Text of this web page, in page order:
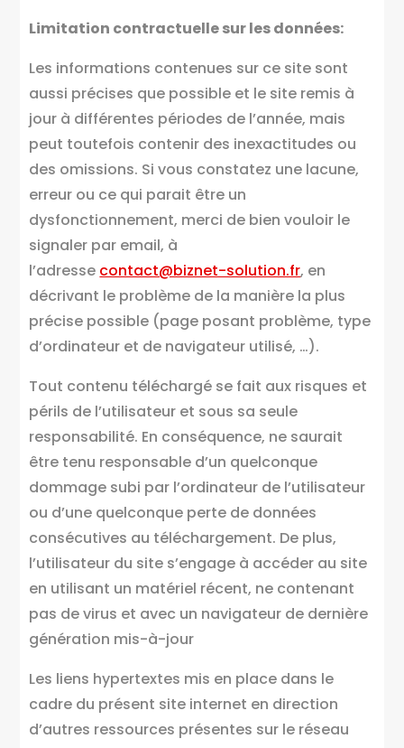
Limitation contractuelle sur les données:
Les informations contenues sur ce site sont
aussi précises que possible et le site remis à
jour à différentes périodes de l’année, mais
peut toutefois contenir des inexactitudes ou
des omissions. Si vous constatez une lacune,
erreur ou ce qui parait être un
dysfonctionnement, merci de bien vouloir le
signaler par email, à
l’adresse contact@biznet-solution.fr, en
décrivant le problème de la manière la plus
précise possible (page posant problème, type
d’ordinateur et de navigateur utilisé, …).
Tout contenu téléchargé se fait aux risques et
périls de l’utilisateur et sous sa seule
responsabilité. En conséquence, ne saurait
être tenu responsable d’un quelconque
dommage subi par l’ordinateur de l’utilisateur
ou d’une quelconque perte de données
consécutives au téléchargement. De plus,
l’utilisateur du site s’engage à accéder au site
en utilisant un matériel récent, ne contenant
pas de virus et avec un navigateur de dernière
génération mis-à-jour
Les liens hypertextes mis en place dans le
cadre du présent site internet en direction
d’autres ressources présentes sur le réseau